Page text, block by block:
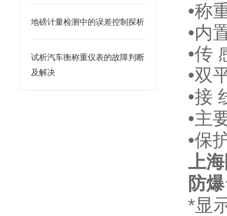
地磅计量检测中的误差控制探析
试析汽车衡称重仪表的故障判断
及解决
•称
•内
•传
•双
•接
•主
•保
上
防
*显